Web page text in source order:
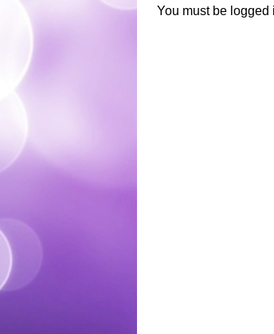
You must be logged